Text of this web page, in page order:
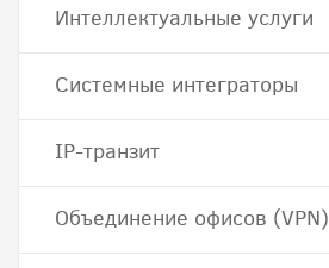
Интеллектуальные услуги
Системные интеграторы
IP-транзит
Объединение офисов (VPN)